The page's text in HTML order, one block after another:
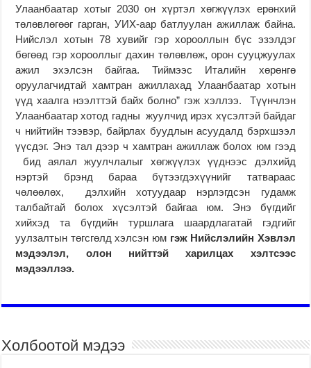
Улаанбаатар хотыг 2030 он хүртэл хөгжүүлэх ерөнхий
төлөвлөгөөг гарган, УИХ-аар батлуулан ажиллаж байна.
Нийслэл хотын 78 хувийг гэр хорооллын бүс эзэлдэг
бөгөөд гэр хорооллыг дахин төлөвлөж, орон сууцжуулах
ажил эхэлсэн байгаа. Тиймээс Италийн хөрөнгө
оруулагчидтай хамтран ажиллахад Улаанбаатар хотын
үүд хаалга нээлттэй байх болно” гэж хэллээ. Түүнчлэн
Улаанбаатар хотод гадны жуулчид ирэх хүсэлтэй байдаг
ч нийтийн тээвэр, байрлах буудлын асуудалд бэрхшээл
үүсдэг. Энэ тал дээр ч хамтран ажиллаж болох юм гээд
бид аялал жуулчлалыг хөгжүүлэх үүднээс дэлхийд
нэртэй брэнд бараа бүтээгдэхүүнийг татвараас
чөлөөлөх, дэлхийн хотуудаар нэрлэгдсэн гудамж
талбайтай болох хүсэлтэй байгаа юм. Энэ бүгдийг
хийхэд та бүгдийн туршлага шаардлагатай гэдгийг
уулзалтын төгсгөлд хэлсэн юм гэж Нийслэлийн Хэвлэл
мэдээлэл, олон нийттэй харилцах хэлтсээс
мэдээллээ.
Холбоотой мэдээ